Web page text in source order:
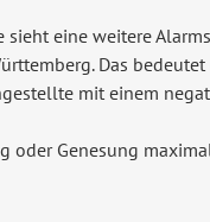
eine weitere
Das
mit einem
Genesung